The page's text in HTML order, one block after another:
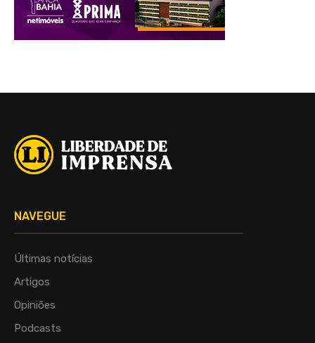
NAVEGUE
Últimas notícias
Artigos
Opiniões
Podcasts